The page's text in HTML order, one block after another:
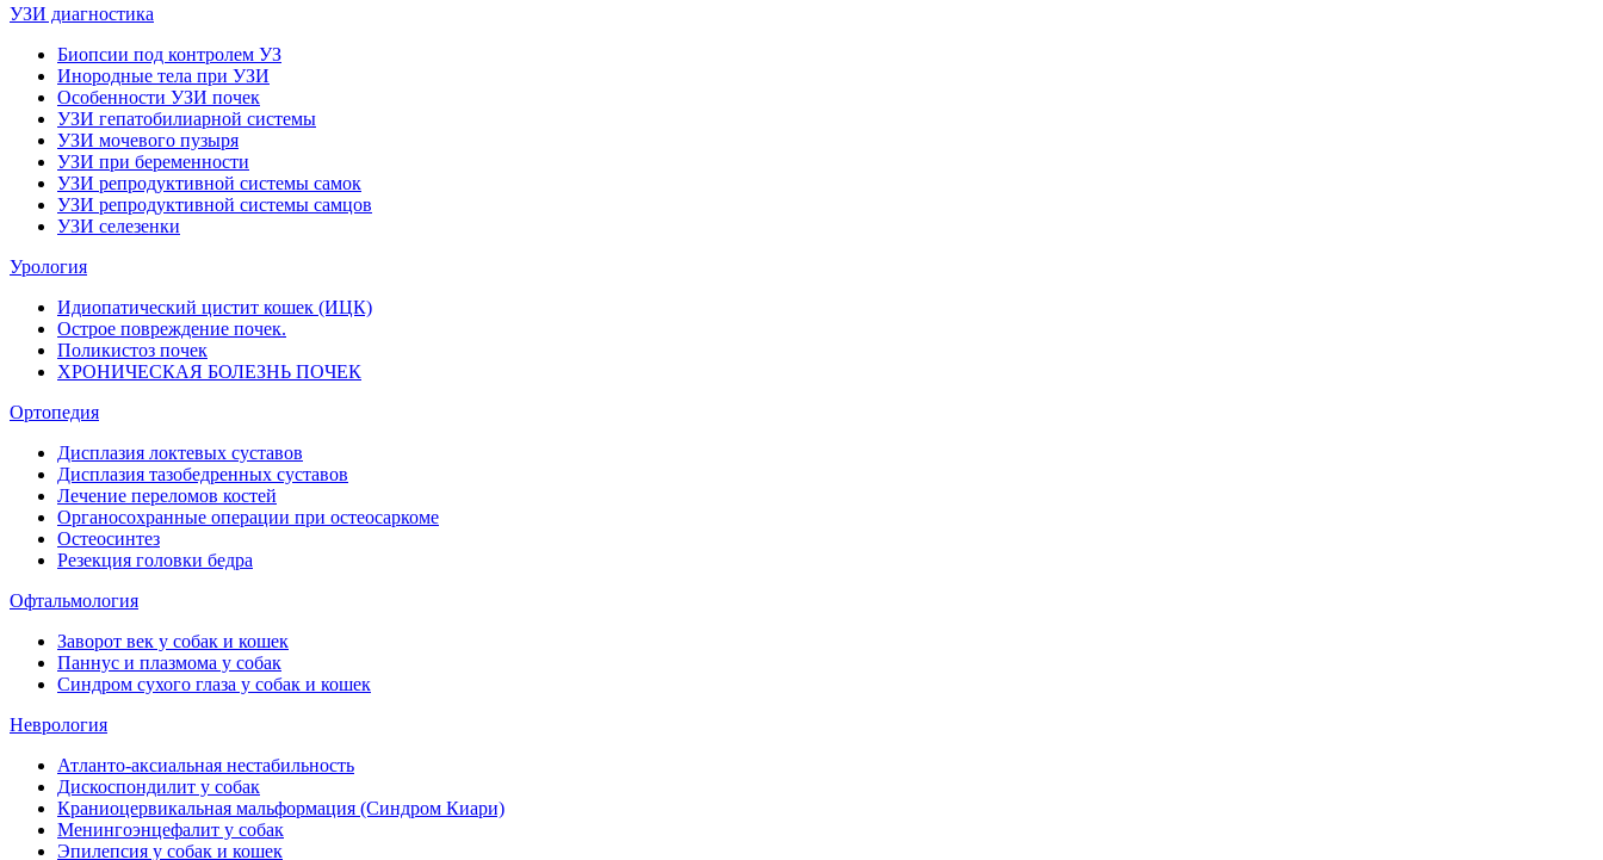
УЗИ диагностика
Биопсии под контролем УЗ
Инородные тела при УЗИ
Особенности УЗИ почек
УЗИ гепатобилиарной системы
УЗИ мочевого пузыря
УЗИ при беременности
УЗИ репродуктивной системы самок
УЗИ репродуктивной системы самцов
УЗИ селезенки
Урология
Идиопатический цистит кошек (ИЦК)
Острое повреждение почек.
Поликистоз почек
ХРОНИЧЕСКАЯ БОЛЕЗНЬ ПОЧЕК
Ортопедия
Дисплазия локтевых суставов
Дисплазия тазобедренных суставов
Лечение переломов костей
Органосохранные операции при остеосаркоме
Остеосинтез
Резекция головки бедра
Офтальмология
Заворот век у собак и кошек
Паннус и плазмома у собак
Синдром сухого глаза у собак и кошек
Неврология
Атланто-аксиальная нестабильность
Дискоспондилит у собак
Краниоцервикальная мальформация (Синдром Киари)
Менингоэнцефалит у собак
Эпилепсия у собак и кошек